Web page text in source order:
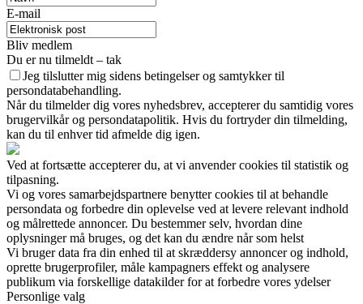
E-mail
Bliv medlem
Du er nu tilmeldt – tak
Jeg tilslutter mig sidens betingelser og samtykker til
persondatabehandling.
Når du tilmelder dig vores nyhedsbrev, accepterer du samtidig vores
brugervilkår og persondatapolitik. Hvis du fortryder din tilmelding,
kan du til enhver tid afmelde dig igen.
Ved at fortsætte accepterer du, at vi anvender cookies til statistik og
tilpasning.
Vi og vores samarbejdspartnere benytter cookies til at behandle
persondata og forbedre din oplevelse ved at levere relevant indhold
og målrettede annoncer. Du bestemmer selv, hvordan dine
oplysninger må bruges, og det kan du ændre når som helst
Vi bruger data fra din enhed til at skræddersy annoncer og indhold,
oprette brugerprofiler, måle kampagners effekt og analysere
publikum via forskellige datakilder for at forbedre vores ydelser
Personlige valg